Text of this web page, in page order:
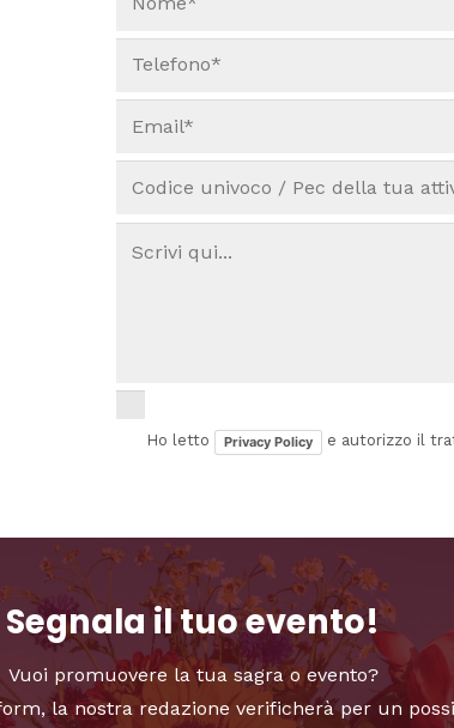
Ho letto Privacy Policy e autorizzo il
Segnala il tuo evento!
Vuoi promuovere la tua sagra o evento?
la nostra redazione verificherà per un